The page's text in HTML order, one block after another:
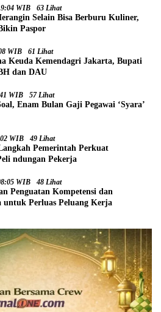
WIB 63 Lihat
Selain Bisa Berburu Kuliner,
Paspor
WIB 61 Lihat
Keuda Kemendagri Jakarta, Bupati
dan DAU
WIB 57 Lihat
Enam Bulan Gaji Pegawai ‘Syara’
WIB 49 Lihat
Pemerintah Perkuat
ndungan Pekerja
WIB 48 Lihat
Penguatan Kompetensi dan
untuk Perluas Peluang Kerja